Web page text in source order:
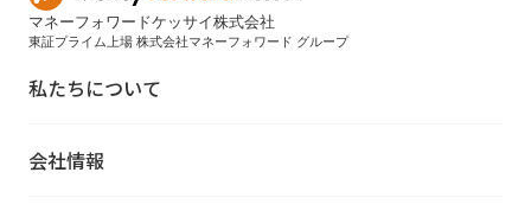
マネーフォワードケッサイ株式会社
東証プライム上場 株式会社マネーフォワード グループ
私たちについて
会社情報